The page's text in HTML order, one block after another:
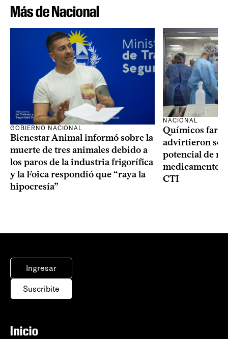
Más de Nacional
GOBIERNO NACIONAL
Bienestar Animal informó sobre la
muerte de tres animales debido a
los paros de la industria frigorífica
y la Foica respondió que “raya la
hipocresía”
NACIONAL
Químicos
advirtieron
potencial de
medicamentos
CTI
Ingresar
Suscribite
Inicio